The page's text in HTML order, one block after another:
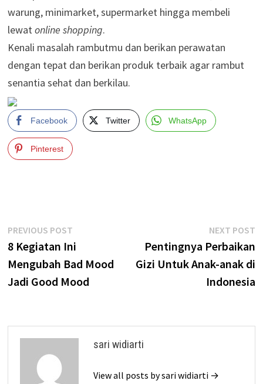
warung, minimarket, supermarket hingga membeli
lewatonline shopping.
Kenali masalah rambutmu dan berikan perawatan
dengan tepat dan berikan produk terbaik agar rambut
senantia sehat dan berkilau.
Facebook Twitter WhatsApp
Pinterest
Post
navigation
PREVIOUS POSTPrevious
post:
8 Kegiatan Ini
Mengubah Bad Mood
Jadi Good Mood
NEXT POST
Pentingnya Perbaikan
Gizi Untuk Anak-anak di
Indonesia
sari widiarti
View all posts by sari widiarti →